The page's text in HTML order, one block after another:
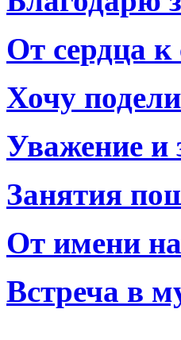
От сердца к
Хочу
Уважение и
Занятия
От имени
Встреча в